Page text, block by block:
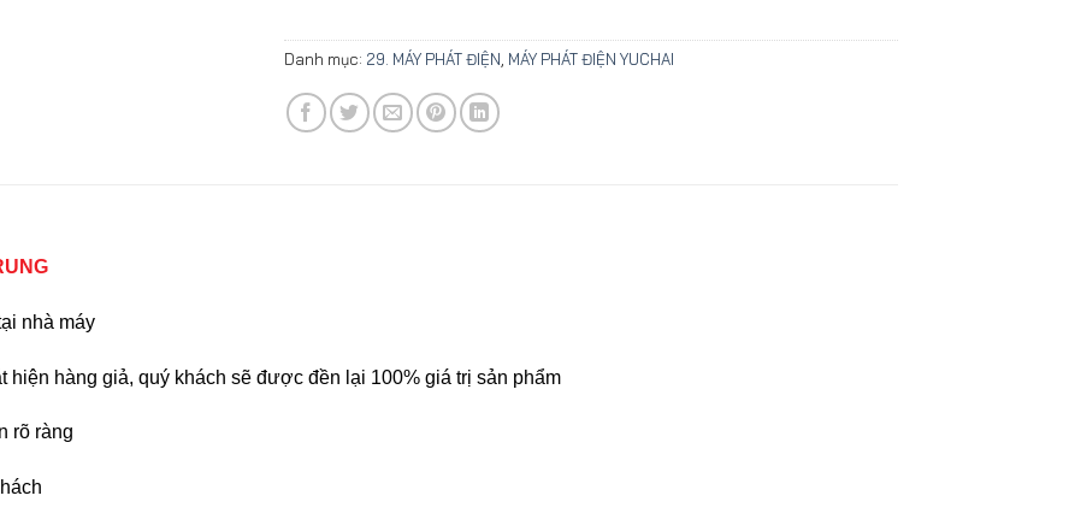
Danh mục: 29. MÁY PHÁT ĐIỆN MÁY PHÁT ĐIỆN YUCHAI
nhà máy
hiện hàng giả, quý khách sẽ được đền lại 100% giá trị sản phẩm
rõ ràng